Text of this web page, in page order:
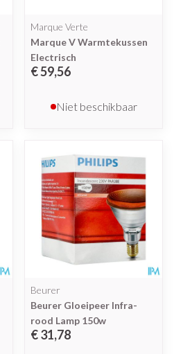
Marque Verte
Marque V Warmtekussen
Electrisch
€ 59,56
Niet beschikbaar
Beurer
Beurer Gloeipeer Infra-
rood Lamp 150w
€ 31,78